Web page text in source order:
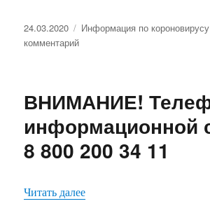
Опубликовано
24.03.2020 Рубрики
Информация по короновирусу
комментарийк
волонтеров
для
тех
кому
60
ВНИМАНИЕ!
информационной
8 800 200 34 11
Читать далее«ВНИМАНИЕ! Телефон